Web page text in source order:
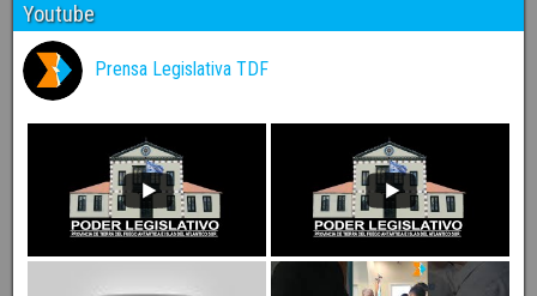
Youtube
Prensa Legislativa TDF